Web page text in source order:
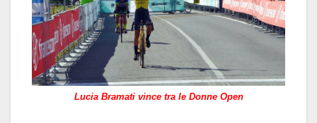
Lucia Bramati vince tra le Donne Open